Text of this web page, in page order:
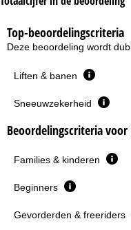
Top-beoordelingscriteria
Deze beoordeling wordt
Liften & banen
Sneeuwzekerheid
Beoordelingscriteria
Families & kinderen
Beginners
Gevorderden & freeriders